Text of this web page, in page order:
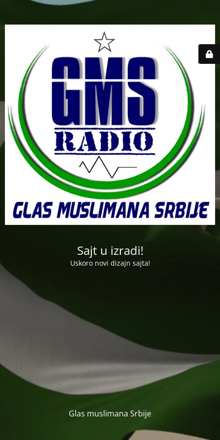
Sajt u izradi!
Uskoro novi dizajn sajta!
Glas muslimana Srbije